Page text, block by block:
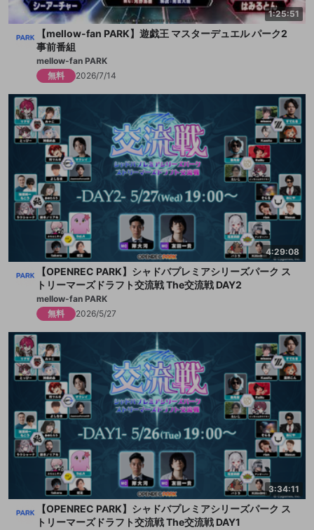
Larkiz
RaMu
rion
わいわい
1:25:51
【mellow-fan PARK】遊戯王 マスターデュエル パーク2
事前番組
mellow-fan PARK
無料
2026/7/14
4:29:08
【OPENREC PARK】シャドバプレミアシリーズパーク ス
トリーマーズドラフト交流戦 The交流戦 DAY2
mellow-fan PARK
無料
2026/5/27
3:34:11
【OPENREC PARK】シャドバプレミアシリーズパーク ス
トリーマーズドラフト交流戦 The交流戦 DAY1